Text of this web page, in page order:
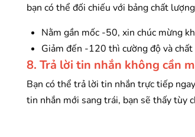
bạn có thể đối chiếu với bảng chất
Nằm gần mốc -50, xin chúc mừng
Giảm đến -120 thì cường độ và
8. Trả lời tin nhắn không cần
Bạn có thể trả lời tin nhắn trực tiếp
tin nhắn mới sang trái, bạn sẽ thấy tùy